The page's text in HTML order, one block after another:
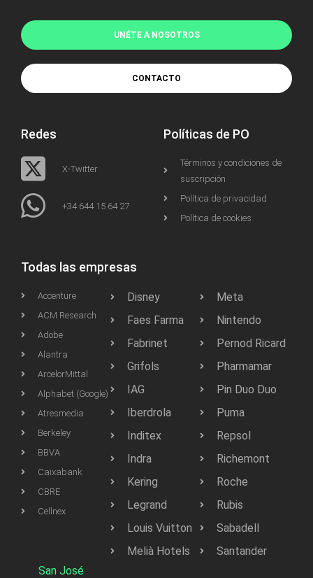
UNÉTE A NOSOTROS
CONTACTO
Redes
X-Twitter
+34 644 15 64 27
Políticas de PO
Términos y condiciones de
suscripción
Política de privacidad
Política de cookies
Todas las empresas
Accenture
ACM Research
Adobe
Alantra
ArcelorMittal
Alphabet (Google)
Atresmedia
Berkeley
BBVA
Caixabank
CBRE
Cellnex
Disney
Faes Farma
Fabrinet
Grifols
IAG
Iberdrola
Inditex
Indra
Kering
Legrand
Louis Vuitton
Melià Hotels
Meta
Nintendo
Pernod Ricard
Pharmamar
Pin Duo Duo
Puma
Repsol
Richemont
Roche
Rubis
Sabadell
Santander
San José